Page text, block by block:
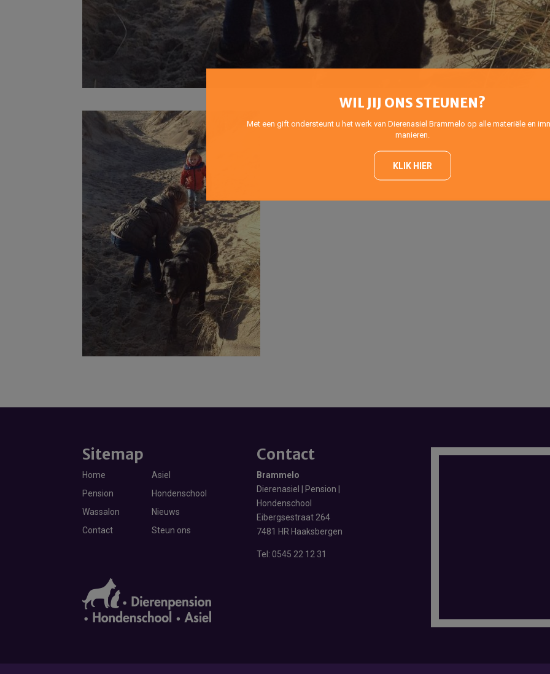
WIL JIJ ONS STEUNEN?
Met een gift ondersteunt u het werk van Dierenasiel Brammelo op alle materiële en
manieren.
KLIK HIER
Sitemap
Home
Asiel
Pension
Hondenschool
Wassalon
Nieuws
Contact
Steun ons
Contact
Brammelo
Dierenasiel | Pension |
Hondenschool
Eibergsestraat 264
7481 HR Haaksbergen
Tel: 0545 22 12 31